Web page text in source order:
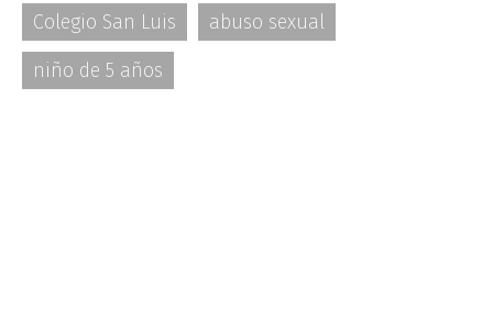
Colegio San Luis
abuso sexual
niño de 5 años